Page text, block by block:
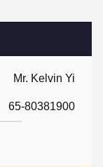
Mr. Kelvin Yi
65-80381900